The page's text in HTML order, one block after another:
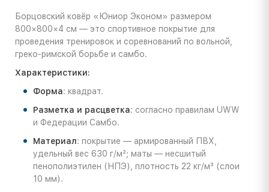
Борцовский ковёр «Юниор Эконом» размером
800×800×4 см — это спортивное покрытие для
проведения тренировок и соревнований по вольной,
греко-римской борьбе и самбо.
Характеристики:
Форма: квадрат.
Разметка и расцветка: согласно правилам UWW
и Федерации Самбо.
Материал: покрытие — армированный ПВХ,
удельный вес 630 г/м²; маты — несшитый
пенополиэтилен (НПЭ), плотность 22 кг/м³ (слои
10 мм).